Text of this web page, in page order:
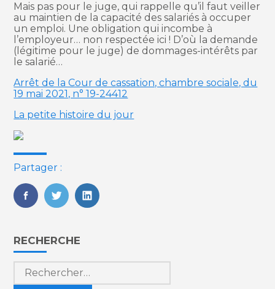
Mais pas pour le juge, qui rappelle qu’il faut veiller
au maintien de la capacité des salariés à occuper
un emploi. Une obligation qui incombe à
l’employeur… non respectée ici ! D’où la demande
(légitime pour le juge) de dommages-intérêts par
le salarié…
Arrêt de la Cour de cassation, chambre sociale, du
19 mai 2021, n° 19-24412
La petite histoire du jour
Partager :
FaceBook
TwitterLinkedIn
Blog
sidebar
RECHERCHE
Rechercher :